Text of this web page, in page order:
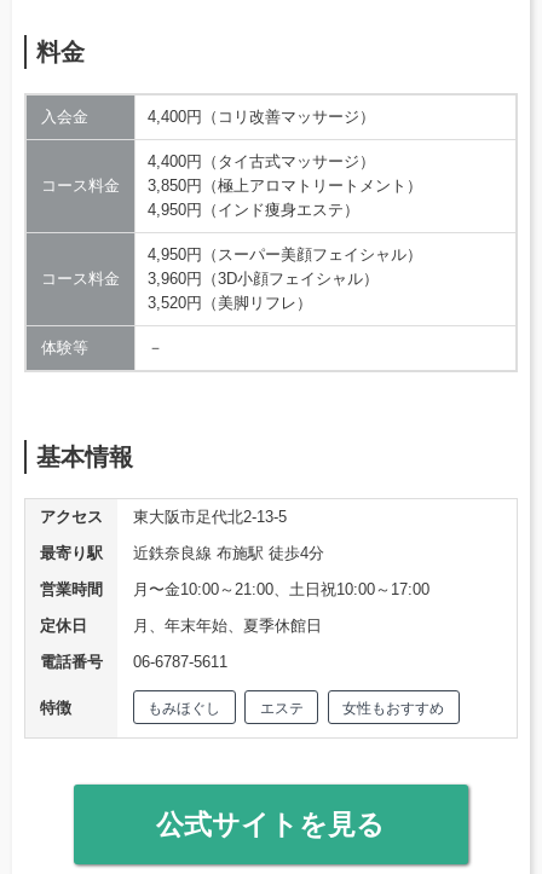
料金
入会金 4,400円（コリ改善マッサージ）
コース料金
4,400円（タイ古式マッサージ）
3,850円（極上アロマトリートメント）
4,950円（インド痩身エステ）
コース料金
4,950円（スーパー美顔フェイシャル）
3,960円（3D小顔フェイシャル）
3,520円（美脚リフレ）
体験等 －
基本情報
アクセス
東大阪市足代北2-13-5
最寄り駅
近鉄奈良線 布施駅 徒歩4分
営業時間
月〜金10:00～21:00、土日祝10:00～17:00
定休日
月、年末年始、夏季休館日
電話番号
06-6787-5611
特徴 もみほぐし エステ 女性もおすすめ
公式サイトを見る